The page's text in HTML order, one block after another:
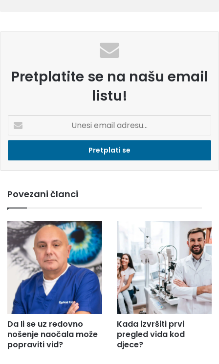
Pretplatite se na našu email
listu!
e
i
e
a
a
d
r
e
Povezani članci
Da li se uz redovno
nošenje naočala može
popraviti vid?
Kada izvršiti prvi
pregled vida kod
djece?